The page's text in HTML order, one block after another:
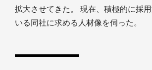
拡大させてきた。 現在、積極的に採
いる同社に求める人材像を伺った。